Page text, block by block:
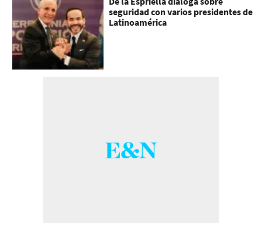
seguridad con varios presidentes de
Latinoamérica